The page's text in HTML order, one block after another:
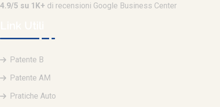
4.9/5 su 1K+ di recensioni Google Business Center
Patente B
Patente AM
Pratiche Auto